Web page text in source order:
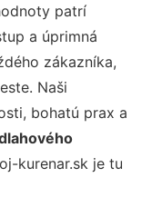
patrí
a úprimná
zákazníka,
Naši
bohatú prax a
kurenar.sk je tu